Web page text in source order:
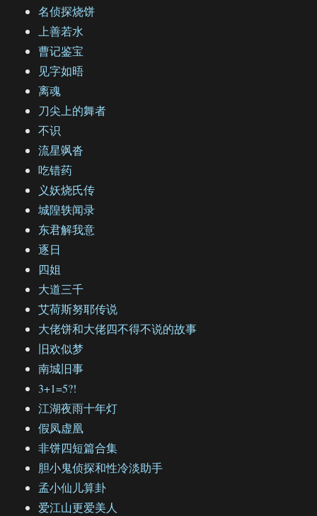
名侦探烧饼
上善若水
曹记鉴宝
见字如晤
离魂
刀尖上的舞者
不识
流星飒沓
吃错药
义妖烧氏传
城隍轶闻录
东君解我意
逐日
四姐
大道三千
艾荷斯努耶传说
大佬饼和大佬四不得不说的故事
旧欢似梦
南城旧事
3+1=5?!
江湖夜雨十年灯
假凤虚凰
非饼四短篇合集
胆小鬼侦探和性冷淡助手
孟小仙儿算卦
爱江山更爱美人